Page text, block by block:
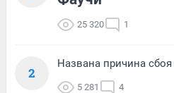
25 320 1
2
Названа причина
5 281 4